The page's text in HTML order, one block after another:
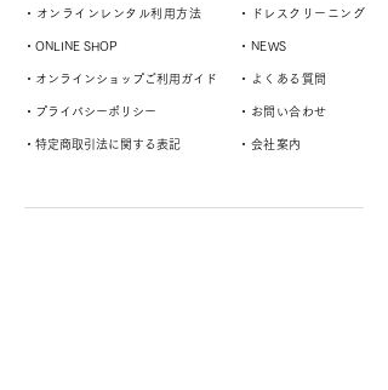
・オンラインレンタル利用方法
・ONLINE SHOP
・オンラインショップご利用ガイド
・プライバシーポリシー
・特定商取引法に関する表記
・ドレスクリーニング
・NEWS
・よくある質問
・お問い合わせ
・会社案内